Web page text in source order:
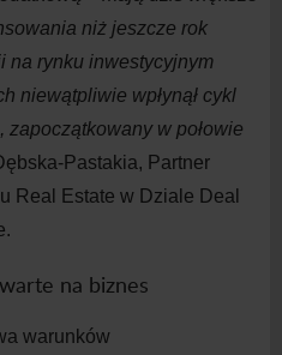
niż jeszcze rok
na rynku inwestycyjnym
niewątpliwie wpłynął cykl
zapoczątkowany w połowie
Pastakia, Partner
Real Estate w Dziale Deal
na biznes
warunków